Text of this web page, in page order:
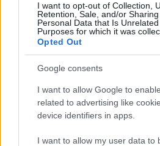
I want to opt-out of Collection,
Retention, Sale, and/or
Personal Data that Is
Purposes for which it was
Opted Out
Google consents
I want to allow Google to
related to advertising like
device identifiers in apps.
I want to allow my user data to
TελευταίεςΕιδήσεις